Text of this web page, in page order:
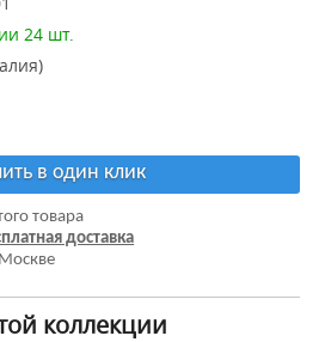
24 шт.
в один клик
товара
доставка
коллекции